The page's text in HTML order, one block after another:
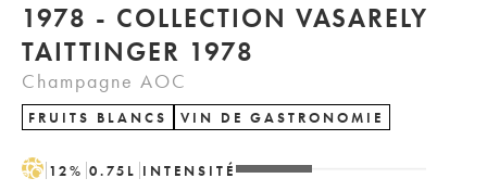
1978 - COLLECTION VASARELY
TAITTINGER 1978
Champagne AOC
FRUITS BLANCS VIN DE GASTRONOMIE
H 12% 0.75 L INTENSITÉ